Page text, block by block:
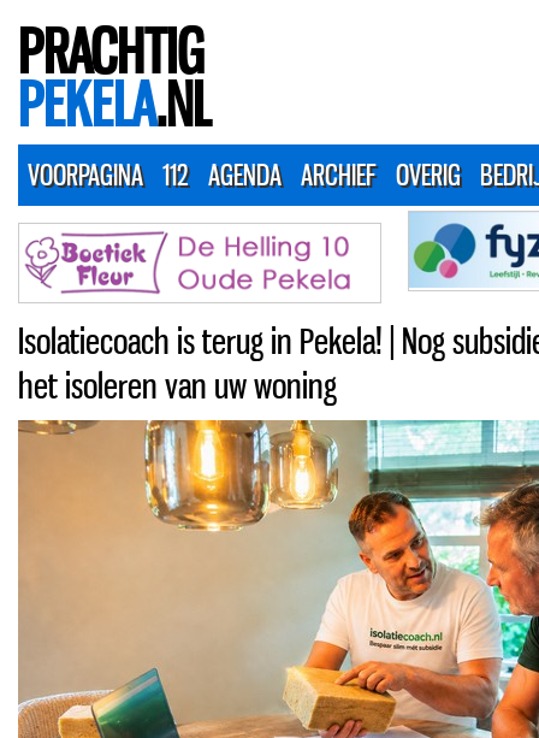
PRACHTIG
PEKELA.NL
VOORPAGINA 112 AGENDA ARCHIEF OVERIG
Isolatiecoach is terug in Pekela! | Nog
het isoleren van uw woning